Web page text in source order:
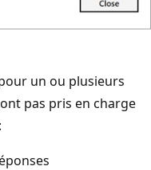
un ou plusieurs
pas pris en charge